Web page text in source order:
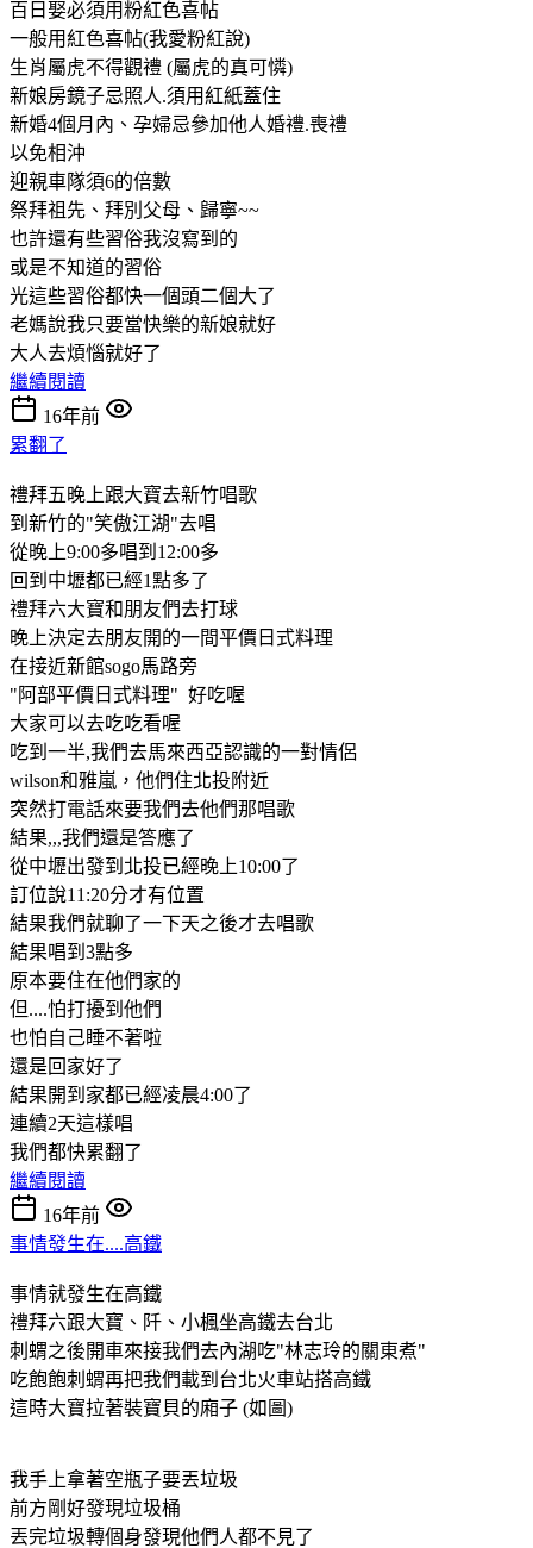
百日娶必須用粉紅色喜帖
一般用紅色喜帖(我愛粉紅說)
生肖屬虎不得觀禮 (屬虎的真可憐)
新娘房鏡子忌照人.須用紅紙蓋住
新婚4個月內、孕婦忌參加他人婚禮.喪禮
以免相沖
迎親車隊須6的倍數
祭拜祖先、拜別父母、歸寧~~
也許還有些習俗我沒寫到的
或是不知道的習俗
光這些習俗都快一個頭二個大了
老媽說我只要當快樂的新娘就好
大人去煩惱就好了
繼續閱讀
16年前
累翻了
禮拜五晚上跟大寶去新竹唱歌
到新竹的"笑傲江湖"去唱
從晚上9:00多唱到12:00多
回到中壢都已經1點多了
禮拜六大寶和朋友們去打球
晚上決定去朋友開的一間平價日式料理
在接近新館sogo馬路旁
"阿部平價日式料理" 好吃喔
大家可以去吃吃看喔
吃到一半,我們去馬來西亞認識的一對情侶
wilson和雅嵐，他們住北投附近
突然打電話來要我們去他們那唱歌
結果,,,我們還是答應了
從中壢出發到北投已經晚上10:00了
訂位說11:20分才有位置
結果我們就聊了一下天之後才去唱歌
結果唱到3點多
原本要住在他們家的
但....怕打擾到他們
也怕自己睡不著啦
還是回家好了
結果開到家都已經凌晨4:00了
連續2天這樣唱
我們都快累翻了
繼續閱讀
16年前
事情發生在....高鐵
事情就發生在高鐵
禮拜六跟大寶、阡、小楓坐高鐵去台北
刺蝟之後開車來接我們去內湖吃"林志玲的關東煮"
吃飽飽刺蝟再把我們載到台北火車站搭高鐵
這時大寶拉著裝寶貝的廂子 (如圖)
我手上拿著空瓶子要丟垃圾
前方剛好發現垃圾桶
丟完垃圾轉個身發現他們人都不見了